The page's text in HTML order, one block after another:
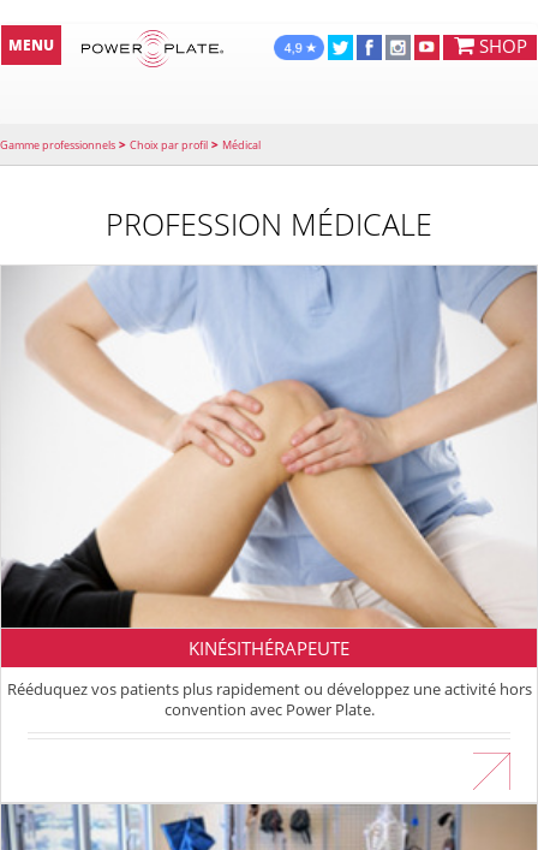
SHOP
MENU
Gamme professionnels > Choix par profil > Médical
PROFESSION MÉDICALE
KINÉSITHÉRAPEUTE
Rééduquez vos patients plus rapidement ou développez une activité hors
convention avec Power Plate.